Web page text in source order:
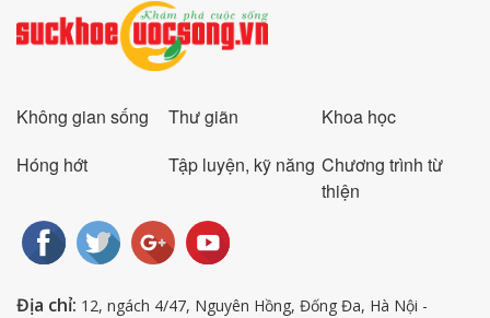
Không gian sống Thư giãn
Khoa học
Hóng hớt
Tập luyện, kỹ năng Chương trình từ
thiện
Địa chỉ: 12, ngách 4/47, Nguyên Hồng, Đống Đa, Hà Nội -